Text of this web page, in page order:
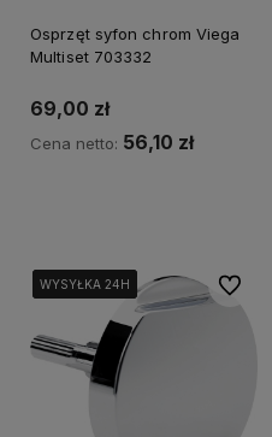
Osprzęt syfon chrom Viega
Multiset 703332
69,00 zł
Cena netto: 56,10 zł
WYSYŁKA 24H
WYSYŁKA 24H
WYSYŁKA 24H
WYSYŁKA 24H Do